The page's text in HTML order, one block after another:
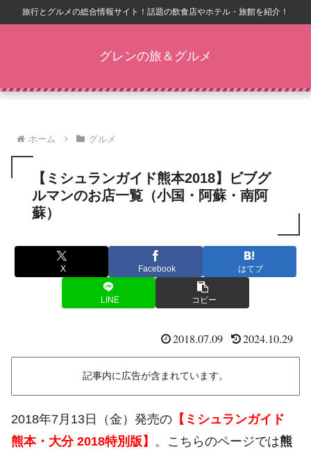
旅行とグルメの総合情報サイト！話題の飲食店やホテル・旅館を紹介！
グレンの旅＆グルメ
ホーム グルメ
【ミシュランガイド熊本2018】ビブグ
ルマンのお店一覧（小国・阿蘇・南阿
蘇）
X Facebook はてブ
LINE コピー
2018.07.09 2024.10.29
記事内に広告が含まれています。
2018年7月13日（金）発売の 【ミシュランガイド
熊本・大分 2018特別版】 。こちらのページでは熊